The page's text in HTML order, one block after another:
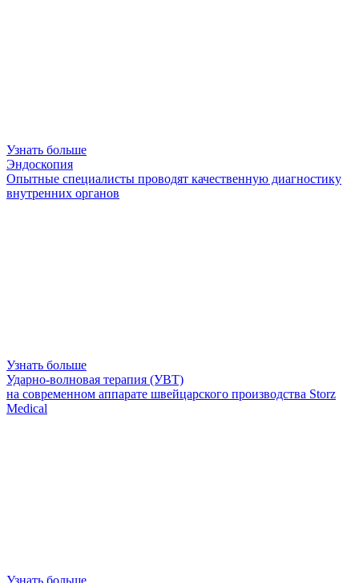
Узнать больше
Эндоскопия
Опытные специалисты проводят качественную диагностику
внутренних органов
Узнать больше
Ударно-волновая терапия (УВТ)
на современном аппарате швейцарского производства Storz
Medical
Узнать больше